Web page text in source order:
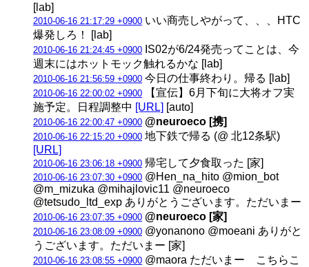
[lab]
2010-06-16 21:17:29 +0900 いい商売しやがって、、、HTC
爆発しろ！ [lab]
2010-06-16 21:24:45 +0900 IS02が6/24発売ってことは、今
週末にはホットモック触れるかな [lab]
2010-06-16 21:56:59 +0900 今日の仕事終わり。帰る [lab]
2010-06-16 22:00:02 +0900 【宣伝】6月下旬に大将オフ実
施予定。日程調整中 [URL] [auto]
2010-06-16 22:00:47 +0900 @neuroeco [携]
2010-06-16 22:15:20 +0900 地下鉄で帰る (@ 北12条駅)
[URL]
2010-06-16 23:06:18 +0900 帰宅して夕食取った [家]
2010-06-16 23:07:30 +0900 @Hen_na_hito @mion_bot
@m_mizuka @mihajlovic11 @neuroeco
@tetsudo_ltd_exp ありがとうございます。ただいまー
2010-06-16 23:07:35 +0900 @neuroeco [家]
2010-06-16 23:08:09 +0900 @yonanono @moeani ありがと
うございます。ただいまー [家]
2010-06-16 23:08:55 +0900 @maora ただいまー こちらこ